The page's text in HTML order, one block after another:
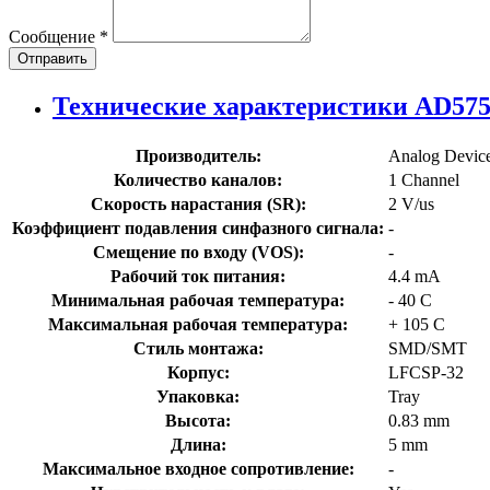
Сообщение *
Отправить
Технические характеристики
Производитель:
Analog
Количество каналов:
1 Channel
Скорость нарастания (SR):
2 V/us
Коэффициент подавления синфазного сигнала: -
Смещение по входу (VOS):
-
Рабочий ток питания:
4.4 mA
Минимальная рабочая температура:
- 40 C
Максимальная рабочая температура:
+ 105 C
Стиль монтажа:
SMD/SMT
Корпус:
LFCSP-32
Упаковка:
Tray
Высота:
0.83 mm
Длина:
5 mm
Максимальное входное сопротивление:
-